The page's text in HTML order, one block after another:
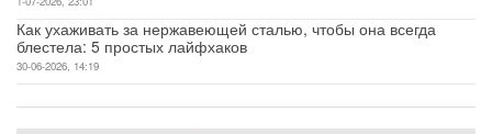
Как ухаживать за нержавеющей сталью, чтобы она всегда
блестела: 5 простых лайфхаков
30-06-2026, 14:19